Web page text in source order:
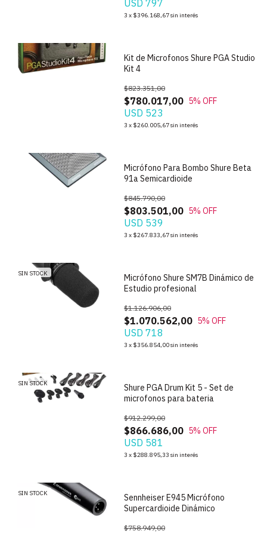
USD 797
3 x $396.168,67sin interés
Kit de Microfonos Shure PGA Studio
Kit 4
$780.017,00
$823.351,00
5% OFF
USD 523
3 x $260.005,67sin interés
Micrófono Para Bombo Shure Beta
91a Semicardioide
$803.501,00
$845.790,00
5% OFF
USD 539
3 x $267.833,67sin interés
SIN STOCK
Micrófono Shure SM7B Dinámico de
Estudio profesional
$1.070.562,00
$1.126.906,00
5% OFF
USD 718
3 x $356.854,00sin interés
SIN STOCK
Shure PGA Drum Kit 5 - Set de
microfonos para bateria
$866.686,00
$912.299,00
5% OFF
USD 581
3 x $288.895,33 sin interés
SIN STOCK
Sennheiser E945 Micrófono
Supercardioide Dinámico
$758.949,00